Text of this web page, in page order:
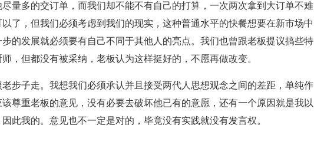
多的交订单，而我们却不能不有自己的打算，一次两次拿到大订单不难
了，但我们必须考虑到我们的现实，这种普通水平的快餐想要在新市场中
的发展就必须要有自己不同于其他人的亮点。我们也曾跟老板提议搞些特
，但都没有被采纳，老板认为这样挺好的，不愿再做改变。
子走。我想我们必须承认并且接受两代人思想观念之间的差距，单纯作
尊重老板的意见，没有必要去破坏他已有的意愿，还有一个原因就是我以
此我的。意见也不一定是对的，毕竟没有实践就没有发言权。